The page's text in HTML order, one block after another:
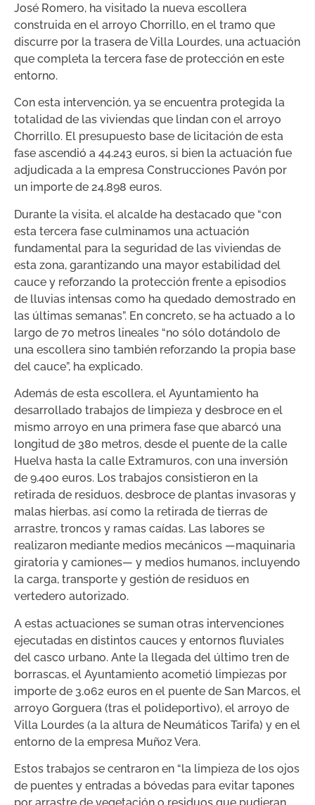
José Romero, ha visitado la nueva escollera
construida en el arroyo Chorrillo, en el tramo que
discurre por la trasera de Villa Lourdes, una actuación
que completa la tercera fase de protección en este
entorno.
Con esta intervención, ya se encuentra protegida la
totalidad de las viviendas que lindan con el arroyo
Chorrillo. El presupuesto base de licitación de esta
fase ascendió a 44.243 euros, si bien la actuación fue
adjudicada a la empresa Construcciones Pavón por
un importe de 24.898 euros.
Durante la visita, el alcalde ha destacado que “con
esta tercera fase culminamos una actuación
fundamental para la seguridad de las viviendas de
esta zona, garantizando una mayor estabilidad del
cauce y reforzando la protección frente a episodios
de lluvias intensas como ha quedado demostrado en
las últimas semanas”. En concreto, se ha actuado a lo
largo de 70 metros lineales “no sólo dotándolo de
una escollera sino también reforzando la propia base
del cauce”, ha explicado.
Además de esta escollera, el Ayuntamiento ha
desarrollado trabajos de limpieza y desbroce en el
mismo arroyo en una primera fase que abarcó una
longitud de 380 metros, desde el puente de la calle
Huelva hasta la calle Extramuros, con una inversión
de 9.400 euros. Los trabajos consistieron en la
retirada de residuos, desbroce de plantas invasoras y
malas hierbas, así como la retirada de tierras de
arrastre, troncos y ramas caídas. Las labores se
realizaron mediante medios mecánicos —maquinaria
giratoria y camiones— y medios humanos, incluyendo
la carga, transporte y gestión de residuos en
vertedero autorizado.
A estas actuaciones se suman otras intervenciones
ejecutadas en distintos cauces y entornos fluviales
del casco urbano. Ante la llegada del último tren de
borrascas, el Ayuntamiento acometió limpiezas por
importe de 3.062 euros en el puente de San Marcos, el
arroyo Gorguera (tras el polideportivo), el arroyo de
Villa Lourdes (a la altura de Neumáticos Tarifa) y en el
entorno de la empresa Muñoz Vera.
Estos trabajos se centraron en “la limpieza de los ojos
de puentes y entradas a bóvedas para evitar tapones